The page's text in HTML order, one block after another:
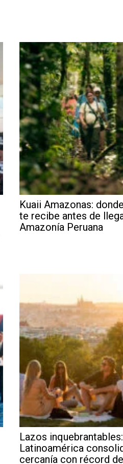
Kuaii Amazonas:
te recibe antes de
Amazonía Peruana
Lazos
Latinoamérica
cercanía con récord